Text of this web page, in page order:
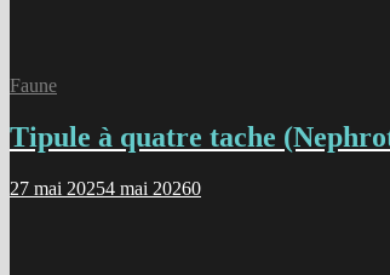
Faune
Tipule à quatre tache
27 mai 20254 mai 20260